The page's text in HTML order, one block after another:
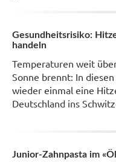
Gesundheitsrisiko:
handeln
Temperaturen weit
Sonne brennt: In
wieder einmal eine
Deutschland ins
Junior-Zahnpasta im